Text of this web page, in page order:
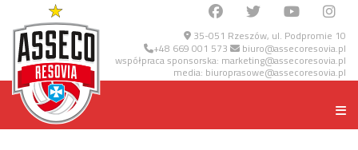
35-051 Rzeszów, ul. Podpromie 10
+48 669 001 573 biuro@assecoresovia.pl
współpraca sponsorska: marketing@assecoresovia.pl
media: biuroprasowe@assecoresovia.pl